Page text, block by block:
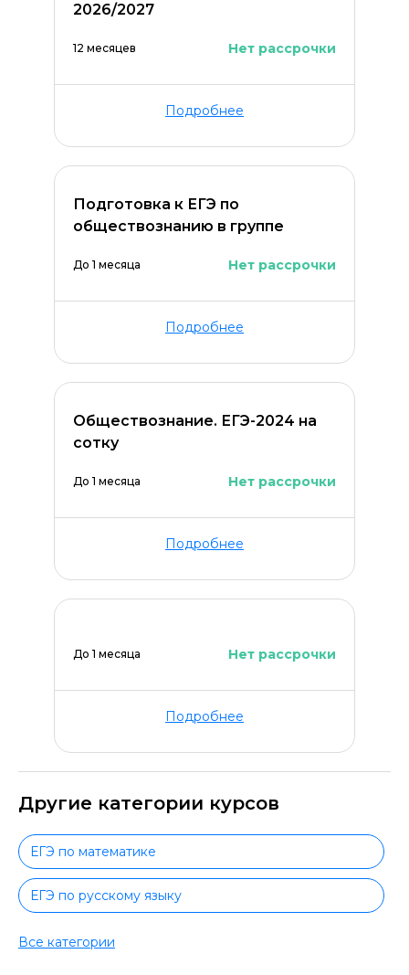
2026/2027
12 месяцев Нет рассрочки
Подробнее
Подготовка к ЕГЭ по
обществознанию в группе
До 1 месяца Нет рассрочки
Подробнее
Обществознание. ЕГЭ-2024 на
сотку
До 1 месяца Нет рассрочки
Подробнее
До 1 месяца Нет рассрочки
Подробнее
Другие категории курсов
ЕГЭ по математике
ЕГЭ по русскому языку
ЕГЭ по обществознанию
Все категории